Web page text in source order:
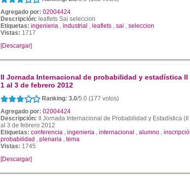
Agregado por: 02004424
Descripción: leaflets Sai seleccion
Etiquetas: ingenieria , industrial , leaflets , sai , seleccion
Vistas: 1717
[Descargar]
II Jornada Internacional de probabilidad y estadística II
1 al 3 de febrero 2012
Ranking: 3.0/5.0 (177 votos)
Agregado por: 02004424
Descripción: II Jornada Internacional de Probabilidad y Estadística (II
al 3 de febrero 2012
Etiquetas: conferencia , ingenieria , internacional , alumno ,
probabilidad , plenaria , tema
Vistas: 1745
[Descargar]